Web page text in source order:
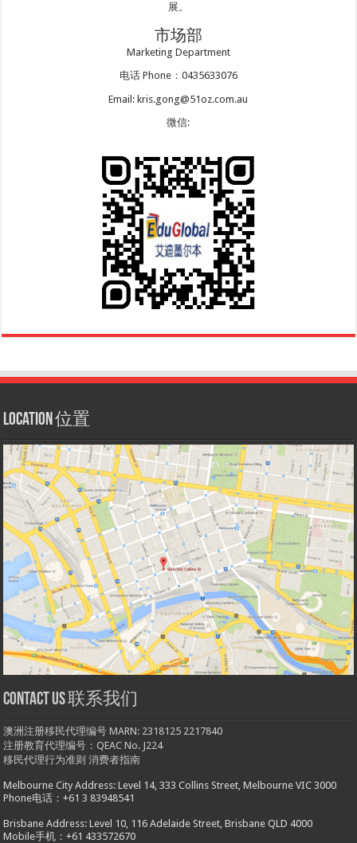
展。
市场部
Marketing Department
电话 Phone：0435633076
Email: kris.gong@51oz.com.au
微信:
Location 位置
Contact us 联系我们
澳洲注册移民代理编号 MARN: 2318125 2217840
注册教育代理编号：QEAC No. J224
移民代理行为准则 消费者指南
Melbourne City Address: Level 14, 333 Collins Street, Melbourne VIC 3000
Phone电话：+61 3 83948541
Brisbane Address: Level 10, 116 Adelaide Street, Brisbane QLD 4000
Mobile手机：+61 433572670